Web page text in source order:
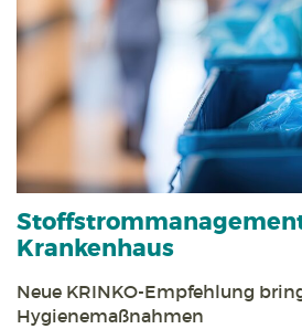
Krankenhaus
Neue KRINKO-Empfehlung
Hygienemaßnahmen